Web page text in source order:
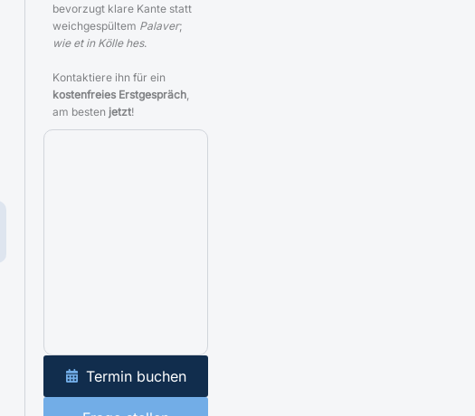
bevorzugt klare Kante statt
weichgespültem Palaver;
wie et in Kölle hes.
Kontaktiere ihn für ein
kostenfreies Erstgespräch,
am besten jetzt!
Termin buchen